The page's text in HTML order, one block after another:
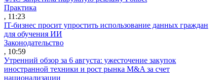
Практика
, 11:23
IT-бизнес просит упростить использование данных граждан
для обучения ИИ
Законодательство
, 10:59
Утренний обзор за 6 августа: ужесточение закупок
иностранной техники и рост рынка M&A за счет
национализации